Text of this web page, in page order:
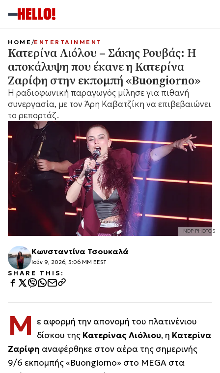
NDP PHOTOS
HOME ENTERTAINMENT
Κατερίνα Λιόλου – Σάκης Ρουβάς: Η
αποκάλυψη που έκανε η Κατερίνα
Ζαρίφη στην εκπομπή «Buongiorno»
Η ραδιοφωνική παραγωγός μίλησε για πιθανή
συνεργασία, με τον Άρη Καβατζίκη να επιβεβαιώνει
το ρεπορτάζ.
Κωνσταντίνα Τσουκαλά
Ιούν 9, 2026, 5:06 ΜΜ EEST
SHARE THIS:
Μ ε αφορμή την απονομή του πλατινένιου
δίσκου της Κατερίνας Λιόλιου, η Κατερίνα
Ζαρίφη αναφέρθηκε στον αέρα της σημερινής
9/6 εκπομπής «Buongiorno» στο MEGA στα